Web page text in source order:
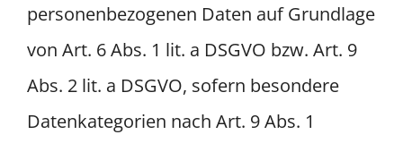
personenbezogenen Daten auf Grundlage
von Art. 6 Abs. 1 lit. a DSGVO bzw. Art. 9
Abs. 2 lit. a DSGVO, sofern besondere
Datenkategorien nach Art. 9 Abs. 1